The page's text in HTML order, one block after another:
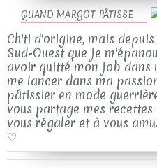
QUAND MARGOT PÂTISSE
Ch'ti d'origine, mais
Sud-Ouest que je
avoir quitté mon job dans
me lancer dans ma
pâtissier en mode
vous partage mes recettes
vous régaler et à vous
♡